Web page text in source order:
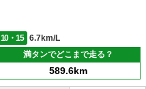
10・15
6.7km/L
満タンでどこまで走る？
589.6km